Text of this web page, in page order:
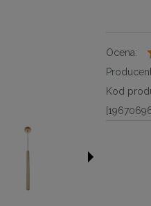
Ocena:
Kod